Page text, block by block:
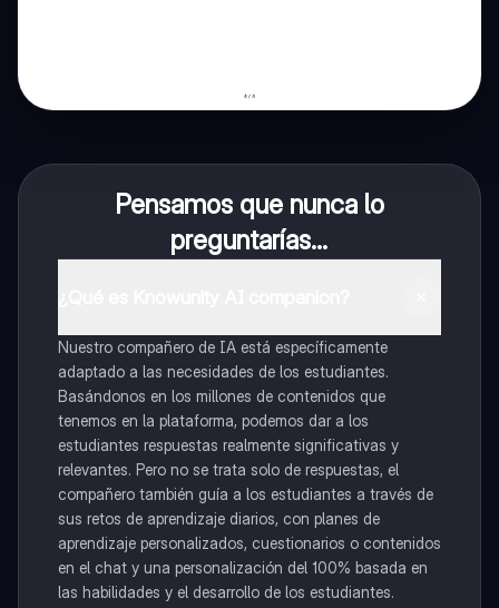
Pensamos que nunca lo
preguntarías...
Nuestro compañero de IA está específicamente
adaptado a las necesidades de los estudiantes.
Basándonos en los millones de contenidos que
tenemos en la plataforma, podemos dar a los
estudiantes respuestas realmente significativas y
relevantes. Pero no se trata solo de respuestas, el
compañero también guía a los estudiantes a través de
sus retos de aprendizaje diarios, con planes de
aprendizaje personalizados, cuestionarios o contenidos
en el chat y una personalización del 100% basada en
las habilidades y el desarrollo de los estudiantes.